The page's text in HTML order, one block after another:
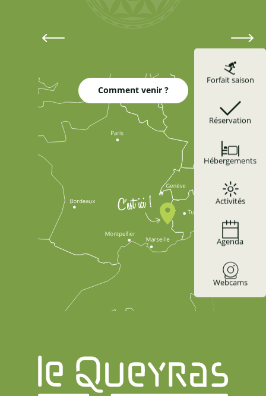
Forfait saison
Réservation
Hébergements
Activités
Agenda
Webcams
Comment venir ?